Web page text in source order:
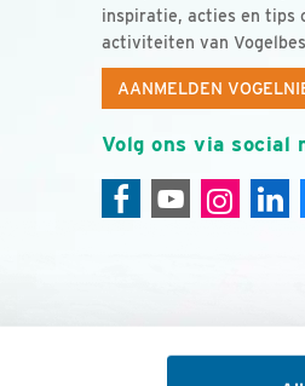
inspiratie, acties en tips
activiteiten van
AANMELDEN
Volg ons via social